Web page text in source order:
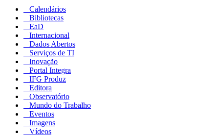
Calendários
Bibliotecas
EaD
Internacional
Dados Abertos
Serviços de TI
Inovação
Portal Integra
IFG Produz
Editora
Observatório
Mundo do Trabalho
Eventos
Imagens
Vídeos